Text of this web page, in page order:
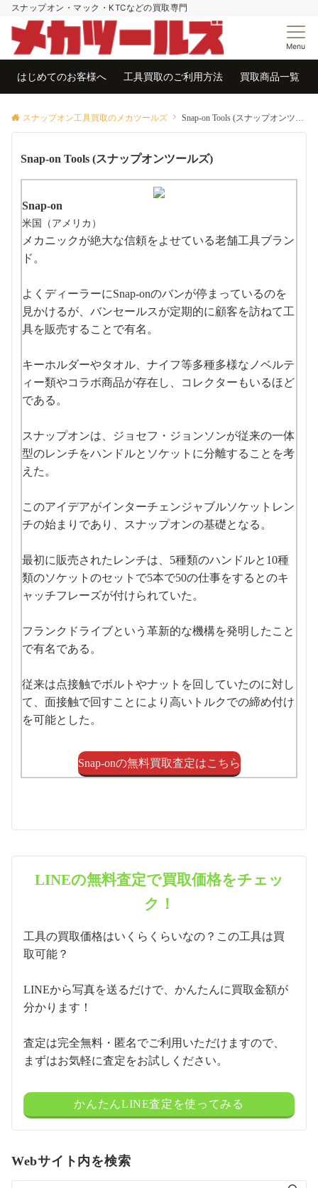
スナップオン・マック・KTCなどの買取専門
Menu
はじめてのお客様へ 工具買取のご利用方法 買取商品一覧
スナップオン工具買取のメカツールズ Snap-on Tools (スナップオンツールズ)
Snap-on Tools (スナップオンツールズ)
Snap-on
米国（アメリカ）
メカニックが絶大な信頼をよせている老舗工具ブラン
ド。
よくディーラーにSnap-onのバンが停まっているのを
見かけるが、バンセールスが定期的に顧客を訪ねて工
具を販売することで有名。
キーホルダーやタオル、ナイフ等多種多様なノベルテ
ィー類やコラボ商品が存在し、コレクターもいるほど
である。
スナップオンは、ジョセフ・ジョンソンが従来の一体
型のレンチをハンドルとソケットに分離することを考
えた。
このアイデアがインターチェンジャブルソケットレン
チの始まりであり、スナップオンの基礎となる。
最初に販売されたレンチは、5種類のハンドルと10種
類のソケットのセットで5本で50の仕事をするとのキ
ャッチフレーズが付けられていた。
フランクドライブという革新的な機構を発明したこと
で有名である。
従来は点接触でボルトやナットを回していたのに対し
て、面接触で回すことにより高いトルクでの締め付け
を可能とした。
Snap-onの無料買取査定はこちら
LINEの無料査定で買取価格をチェッ
ク！
工具の買取価格はいくらくらいなの？この工具は買
取可能？
LINEから写真を送るだけで、かんたんに買取金額が
分かります！
査定は完全無料・匿名でご利用いただけますので、
まずはお気軽に査定をお試しください。
かんたんLINE査定を使ってみる
Webサイト内を検索